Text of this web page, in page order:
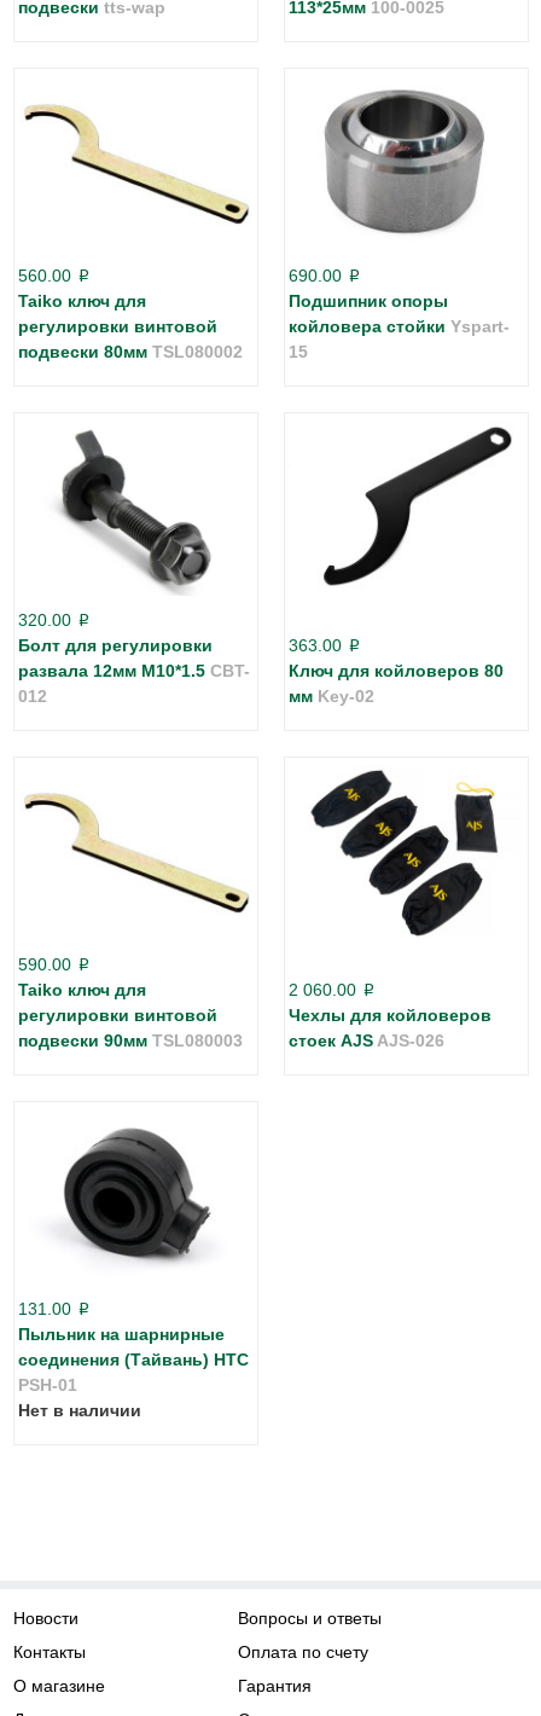
подвески tts-wap
113*25мм 100-0025
560.00 p
Taiko ключ для
регулировки винтовой
подвески 80мм TSL080002
690.00 p
Подшипник опоры
койловера стойки Yspart-
15
320.00 p
Болт для регулировки
развала 12мм M10*1.5 CBT-
012
363.00 p
Ключ для койловеров 80
мм Key-02
590.00 p
Taiko ключ для
регулировки винтовой
подвески 90мм TSL080003
2 060.00 p
Чехлы для койловеров
стоек AJS AJS-026
131.00 p
Пыльник на шарнирные
соединения (Тайвань) HTC
PSH-01
Нет в наличии
Новости
Контакты
О магазине
Вопросы и ответы
Оплата по счету
Гарантия